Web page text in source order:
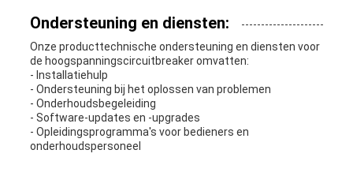
Ondersteuning en diensten:
Onze producttechnische ondersteuning en diensten voor
de hoogspanningscircuitbreaker omvatten:
- Installatiehulp
- Ondersteuning bij het oplossen van problemen
- Onderhoudsbegeleiding
- Software-updates en -upgrades
- Opleidingsprogramma's voor bedieners en
onderhoudspersoneel